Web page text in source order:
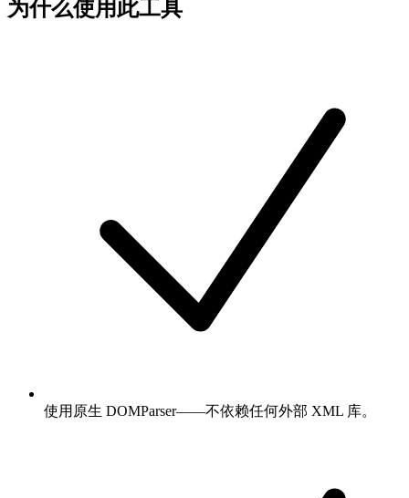
为什么使用此工具
使用原生 DOMParser——不依赖任何外部 XML 库。